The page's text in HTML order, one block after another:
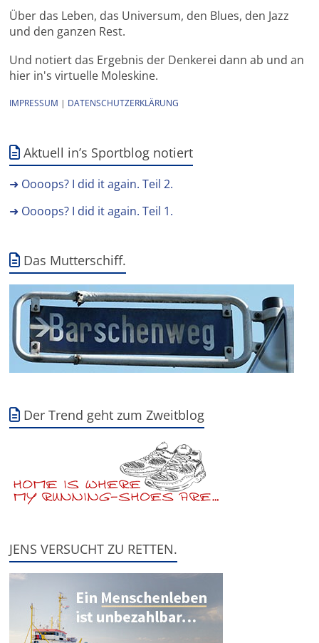
Über das Leben, das Universum, den Blues, den Jazz
und den ganzen Rest.
Und notiert das Ergebnis der Denkerei dann ab und an
hier in's virtuelle Moleskine.
IMPRESSUM | DATENSCHUTZERKLÄRUNG
Aktuell in’s Sportblog notiert
➜ Oooops? I did it again. Teil 2.
➜ Oooops? I did it again. Teil 1.
Das Mutterschiff.
Der Trend geht zum Zweitblog
JENS VERSUCHT ZU RETTEN.